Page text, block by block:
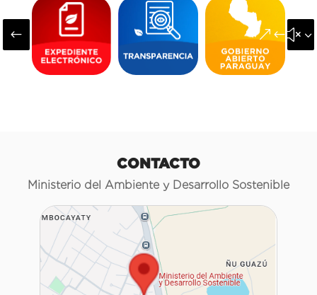
#
CONTACTO
Ministerio del Ambiente y Desarrollo Sostenible